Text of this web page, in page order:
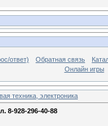
ответ) Обратная связь
Онлайн игры
техника, электроника
8-928-296-40-88